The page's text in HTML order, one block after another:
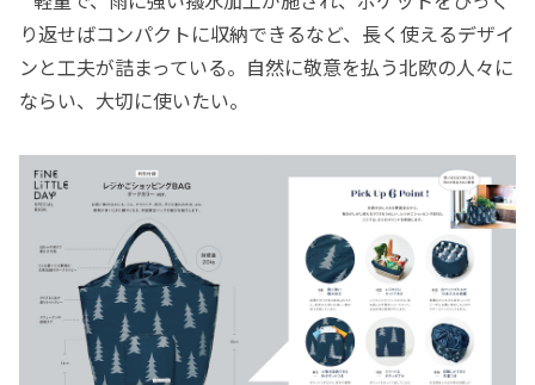
り返せばコンパクトに収納できるなど、長く使えるデザイ
ンと工夫が詰まっている。自然に敬意を払う北欧の人々に
ならい、大切に使いたい。